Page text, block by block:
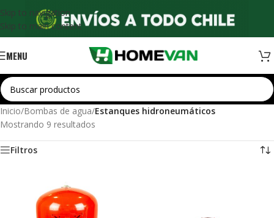
Skip to navigation
Skip to main content
MENU
Inicio/Bombas de agua/Estanques hidroneumáticos
Mostrando 9 resultados
Filtros